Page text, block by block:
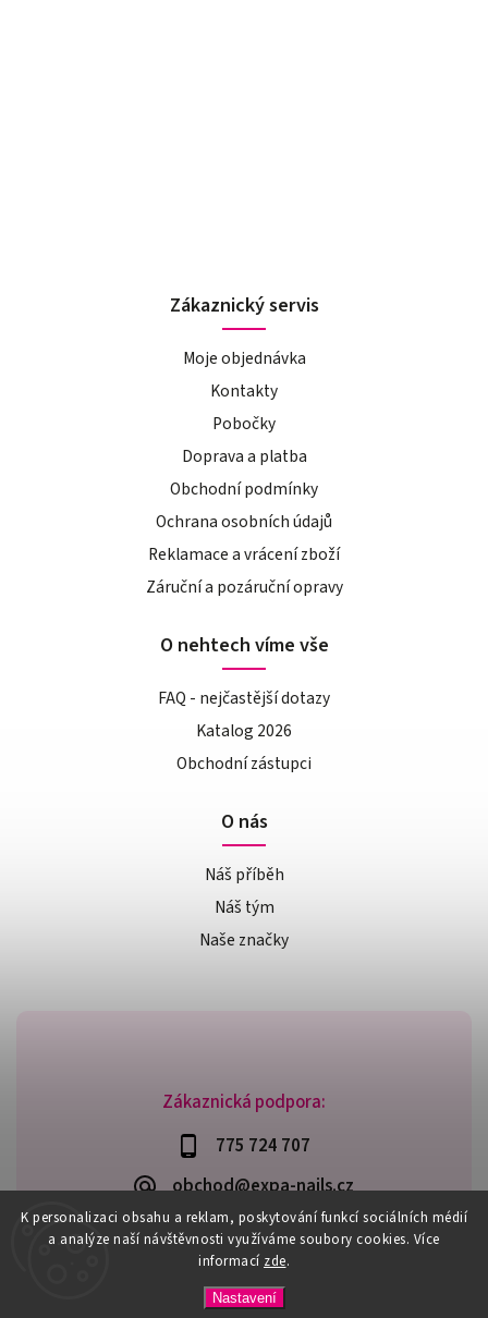
K personalizaci obsahu a reklam, poskytování funkcí sociálních médií
a analýze naší návštěvnosti využíváme soubory cookies. Více
informací zde.
Nastavení
Zákaznická podpora:
775 724 707
obchod@expa-nails.cz
Zákaznický servis
Moje objednávka
Kontakty
Pobočky
Doprava a platba
Obchodní podmínky
Ochrana osobních údajů
Reklamace a vrácení zboží
Záruční a pozáruční opravy
O nehtech víme vše
FAQ - nejčastější dotazy
Katalog 2026
Obchodní zástupci
O nás
Náš příběh
Náš tým
Naše značky
Expanails.cz. Všechna práva vyhrazena.
Upravit nastavení cookies